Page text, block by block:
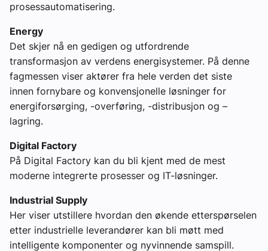
prosessautomatisering.
Energy
Det skjer nå en gedigen og utfordrende
transformasjon av verdens energisystemer. På denne
fagmessen viser aktører fra hele verden det siste
innen fornybare og konvensjonelle løsninger for
energiforsørging, -overføring, -distribusjon og –
lagring.
Digital Factory
På Digital Factory kan du bli kjent med de mest
moderne integrerte prosesser og IT-løsninger.
Industrial Supply
Her viser utstillere hvordan den økende etterspørselen
etter industrielle leverandører kan bli møtt med
intelligente komponenter og nyvinnende samspill.